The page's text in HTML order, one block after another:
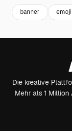
banner
Die kreative
Mehr als 1 Million